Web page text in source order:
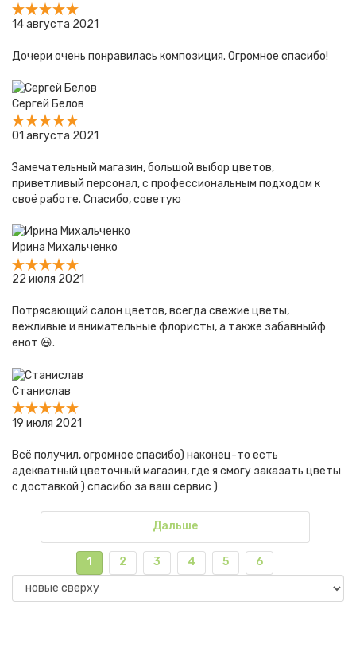
14 августа 2021
Дочери очень понравилась композиция. Огромное спасибо!
Сергей Белов
01 августа 2021
Замечательный магазин, большой выбор цветов,
приветливый персонал, с профессиональным подходом к
своё работе. Спасибо, советую
Ирина Михальченко
22 июля 2021
Потрясающий салон цветов, всегда свежие цветы,
вежливые и внимательные флористы, а также забавныйф
енот 😃.
Станислав
19 июля 2021
Всё получил, огромное спасибо) наконец-то есть
адекватный цветочный магазин, где я смогу заказать цветы
с доставкой ) спасибо за ваш сервис )
Дальше
1 2 3 4 5 6